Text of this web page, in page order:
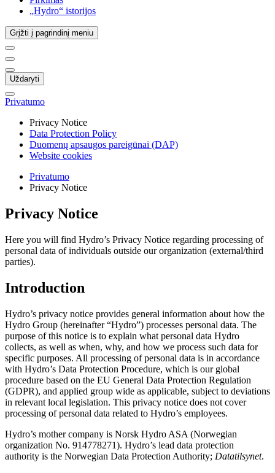
„Hydro“ istorijos
Grįžti į pagrindinį meniu
Uždaryti
Privatumo
Privacy Notice
Data Protection Policy
Duomenų apsaugos pareigūnai (DAP)
Website cookies
Privatumo
Privacy Notice
Privacy Notice
Here you will find Hydro’s Privacy Notice regarding processing of
personal data of individuals outside our organization (external/third
parties).
Introduction
Hydro’s privacy notice provides general information about how the
Hydro Group (hereinafter “Hydro”) processes personal data. The
purpose of this notice is to explain what personal data Hydro
collects, as well as when, why, and how we process such data for
specific purposes. All processing of personal data is in accordance
with Hydro’s Data Protection Procedure, which is our global
procedure based on the EU General Data Protection Regulation
(GDPR), and applied group wide as applicable, subject to deviations
in relevant local legislation. This privacy notice does not cover
processing of personal data related to Hydro’s employees.
Hydro’s mother company is Norsk Hydro ASA (Norwegian
organization No. 914778271). Hydro’s lead data protection
authority is the Norwegian Data Protection Authority; Datatilsynet.